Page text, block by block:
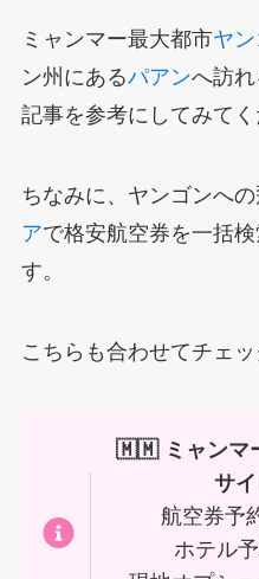
ミャンマー最大都市ヤ
ン州にあるパアンへ訪
記事を参考にしてみてく
ちなみに、ヤンゴンへの
アで格安航空券を一括
す。
こちらも合わせてチェ
🇲🇲 ミャンマ
サ
航空券予
ホテル予